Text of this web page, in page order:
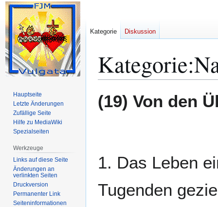
Kategorie:
Navigation
Suche
(19) Von den
1. Das Leben
Tugenden
Kategorie Diskussion
Hauptseite
Letzte Änderungen
Zufällige Seite
Hilfe zu MediaWiki
Spezialseiten
Werkzeuge
Links auf diese Seite
Änderungen an
verlinkten Seiten
Druckversion
Permanenter Link
Seiten­­informationen